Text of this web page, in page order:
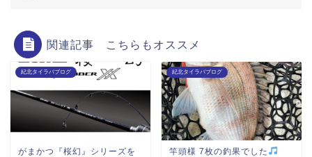
関連記事 こちらもオススメ
紀北タイラバブログ
がまかつ『桜幻』シリーズを
紀北タイラバブログ
竿頭様 7枚の釣果でした